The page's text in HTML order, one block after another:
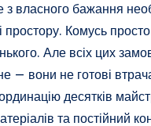
з власного бажання
простору. Комусь
Але всіх цих
— вони не готові
десятків
та постійний